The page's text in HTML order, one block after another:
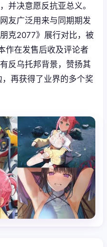
并决意愿反抗亚总义。
友广泛用来与同期期发
克2077》展行对比，被
作在发售后收及评论者
反乌托邦背景，赞扬其
再获得了业界的多个奖